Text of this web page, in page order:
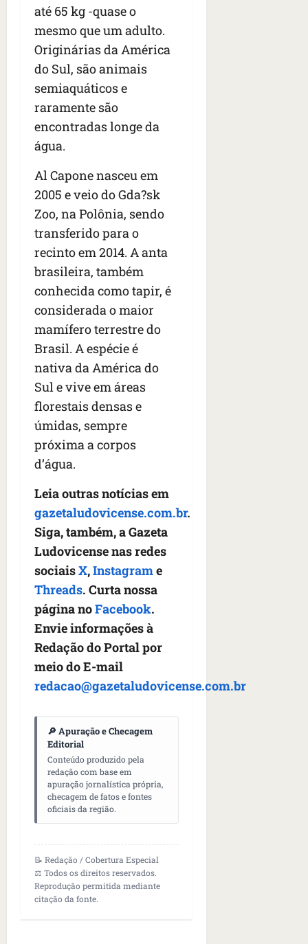
até 65 kg -quase o
mesmo que um adulto.
Originárias da América
do Sul, são animais
semiaquáticos e
raramente são
encontradas longe da
água.
Al Capone nasceu em
2005 e veio do Gda?sk
Zoo, na Polônia, sendo
transferido para o
recinto em 2014. A anta
brasileira, também
conhecida como tapir, é
considerada o maior
mamífero terrestre do
Brasil. A espécie é
nativa da América do
Sul e vive em áreas
florestais densas e
úmidas, sempre
próxima a corpos
d’água.
Leia outras notícias em
gazetaludovicense.com.br.
Siga, também, a Gazeta
Ludovicense nas redes
sociaisX,Instagrame
Threads. Curta nossa
página noFacebook.
Envie informações à
Redação do Portal por
meio do E-mail
redacao@gazetaludovicense.com.br
🔎 Apuração e Checagem
Editorial
Conteúdo produzido pela
redação com base em
apuração jornalística própria,
checagem de fatos e fontes
oficiais da região.
📝 Redação / Cobertura Especial
⚖️ Todos os direitos reservados.
Reprodução permitida mediante
citação da fonte.